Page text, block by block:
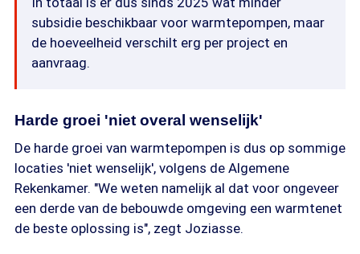
subsidie beschikbaar voor warmtepompen, maar
de hoeveelheid verschilt erg per project en
aanvraag.
Harde groei 'niet overal wenselijk'
De harde groei van warmtepompen is dus op sommige
locaties 'niet wenselijk', volgens de Algemene
Rekenkamer. "We weten namelijk al dat voor ongeveer
een derde van de bebouwde omgeving een warmtenet
de beste oplossing is", zegt Joziasse.